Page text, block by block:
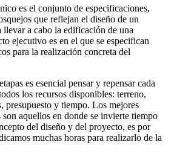
es el conjunto de especificaciones,
que reflejan el diseño de un
llevar a cabo la edificación de una
ejecutivo es en el que se especifican
para la realización concreta del
es esencial pensar y repensar cada
los recursos disponibles: terreno,
presupuesto y tiempo. Los mejores
aquellos en donde se invierte tiempo
del diseño y del proyecto, es por
muchas horas para realizarlo de la